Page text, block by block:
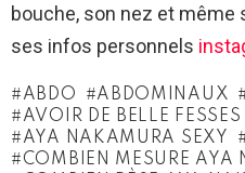
bouche, son nez et
ses infos personnels
ABDO ABDOMINAUX
AVOIR DE BELLE FESSES
AYA NAKAMURA SEXY
COMBIEN MESURE AYA